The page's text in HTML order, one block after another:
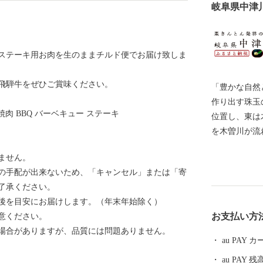
ーキ用お肉を生のままチルド便でお届け致しま
牛をぜひご賞味ください。
肉 BBQ バーベキュー ステーキ
ん。
配が出来ないため、「キャンセル」または「寄
承ください。
目安にお届けします。（年末年始除く）
ださい。
がありますが、品質には問題ありません。
岐阜県中津
「豊かな自
作り出す珠玉の返
位置し、東
を木曽川が
どを産出す
お支払い方
au PAY カ
au PAY 残